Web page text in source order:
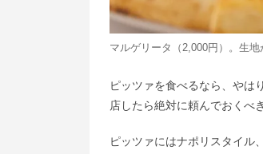
マルゲリータ（2,000円）。生
ピッツァを食べるなら、やは
店したら絶対に頼んでおくべ
ピッツァにはナポリスタイル